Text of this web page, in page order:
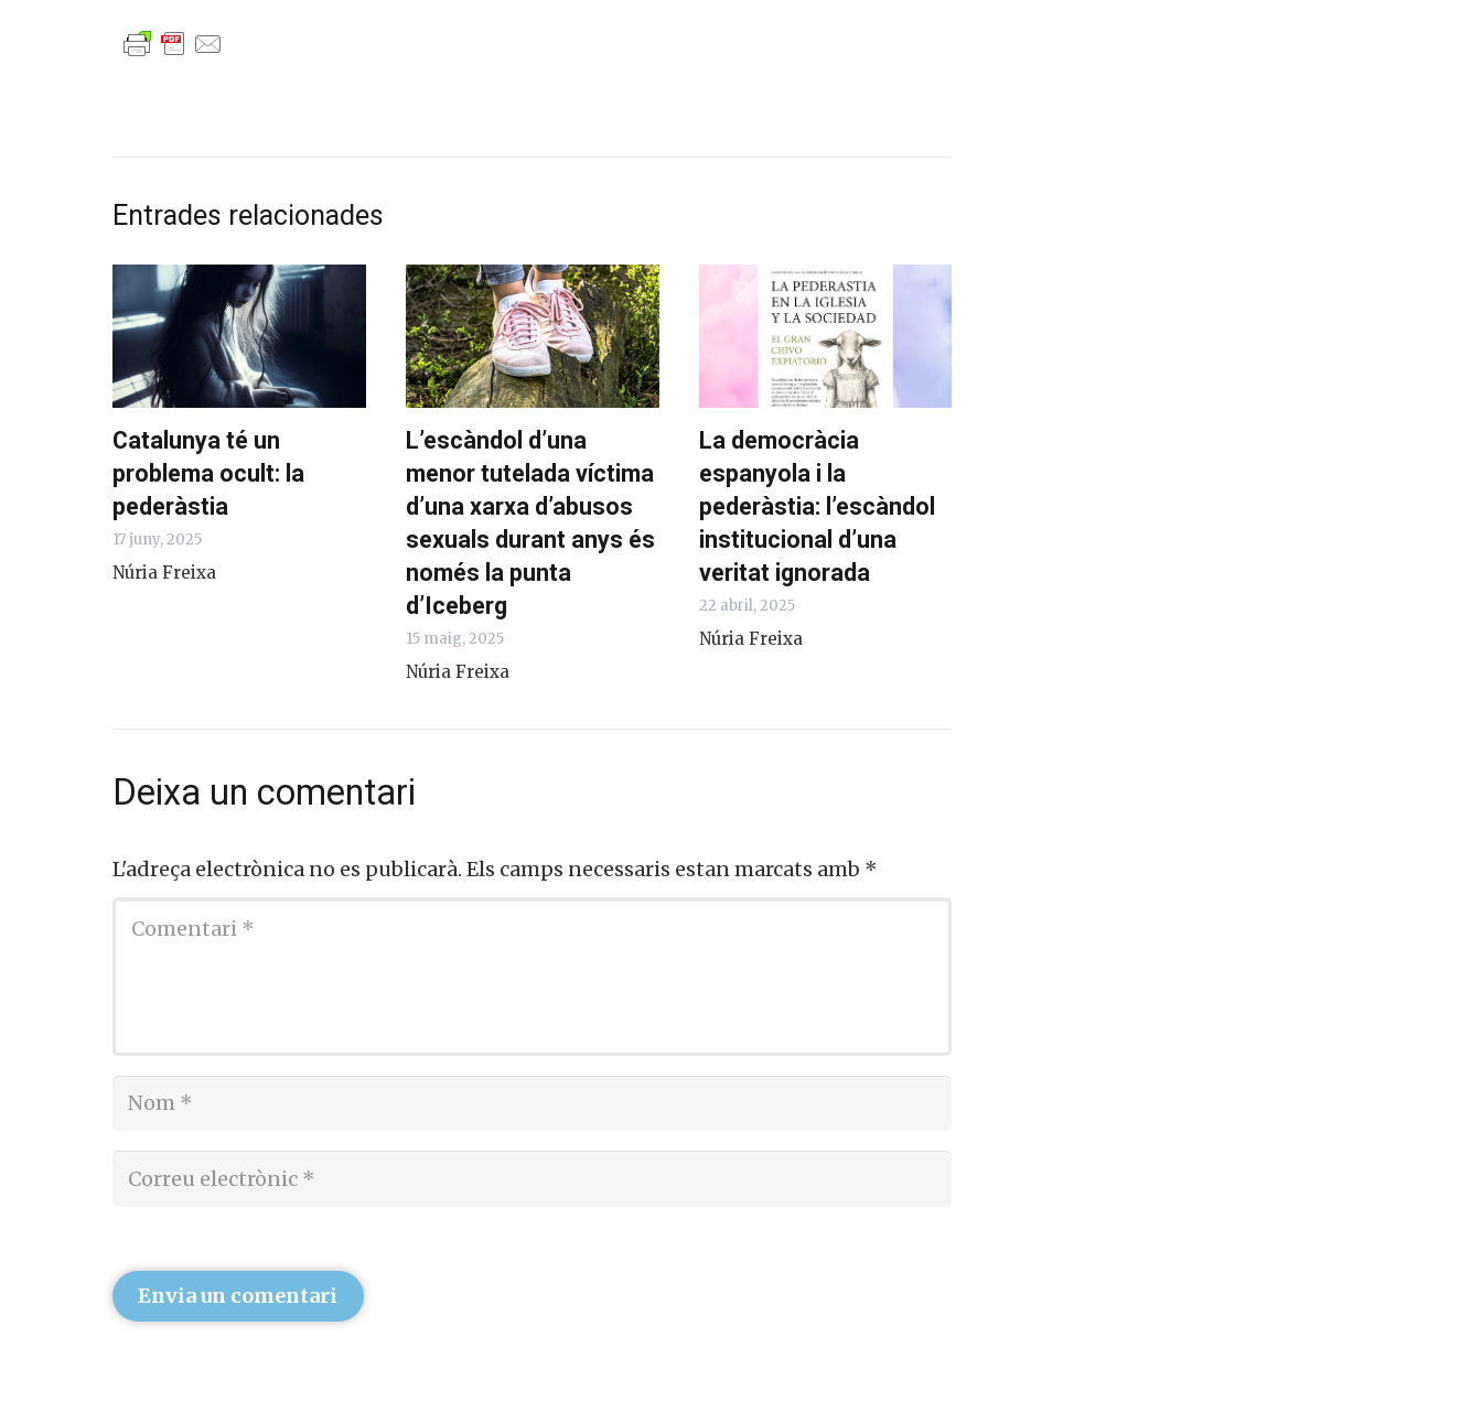
Entrades relacionades
Catalunya té un
problema ocult: la
pederàstia
17 juny, 2025
Núria Freixa
L’escàndol d’una
menor tutelada víctima
d’una xarxa d’abusos
sexuals durant anys és
només la punta
d’Iceberg
15 maig, 2025
Núria Freixa
La democràcia
espanyola i la
pederàstia: l’escàndol
institucional d’una
veritat ignorada
22 abril, 2025
Núria Freixa
Deixa un comentari
L'adreça electrònica no es publicarà. Els camps necessaris estan marcats amb *
Envia un comentari